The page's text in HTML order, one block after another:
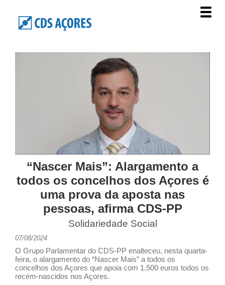
“Nascer Mais”: Alargamento a
todos os concelhos dos Açores é
uma prova da aposta nas
pessoas, afirma CDS-PP
Solidariedade Social
07/08/2024
O Grupo Parlamentar do CDS-PP enalteceu, nesta quarta-
feira, o alargamento do “Nascer Mais” a todos os
concelhos dos Açores que apoia com 1.500 euros todos os
recém-nascidos nos Açores.